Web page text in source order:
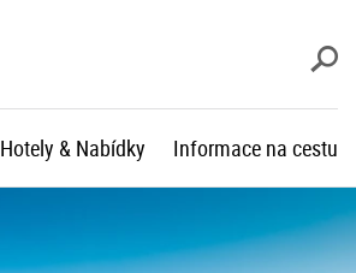
Hotely & Nabídky Informace na cestu